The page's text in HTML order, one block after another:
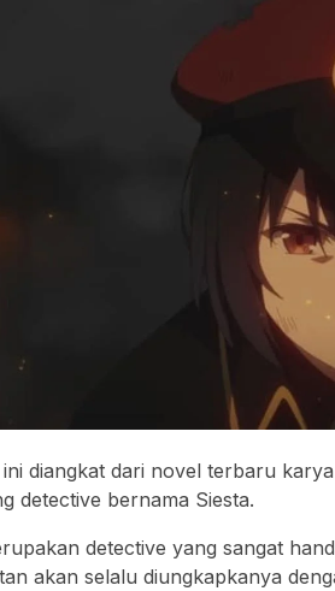
ini diangkat dari novel terbaru
detective bernama Siesta.
detective yang sangat
akan selalu diungkapkanya